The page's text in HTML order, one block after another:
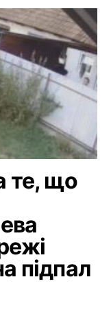
те, що
підпал